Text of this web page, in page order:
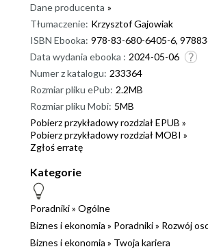
Dane producenta »
Tłumaczenie: Krzysztof Gajowiak
ISBN Ebooka: 978-83-680-6405-6,
Data wydania ebooka : 2024-05-06
Numer z katalogu: 233364
Rozmiar pliku ePub: 2.2MB
Rozmiar pliku Mobi: 5MB
Pobierz przykładowy rozdział EPUB »
Pobierz przykładowy rozdział MOBI »
Zgłoś erratę
Kategorie
Poradniki» Ogólne
Biznes i ekonomia » Poradniki» Rozwój
Biznes i ekonomia » Twoja kariera